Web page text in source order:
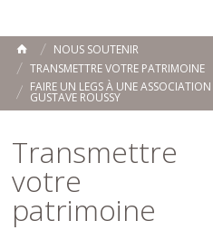
Toggle
ACCUEIL
NOUS SOUTENIR
TRANSMETTRE VOTRE PATRIMOINE
FAIRE UN LEGS À UNE
GUSTAVE ROUSSY
Transmettre
votre
patrimoine